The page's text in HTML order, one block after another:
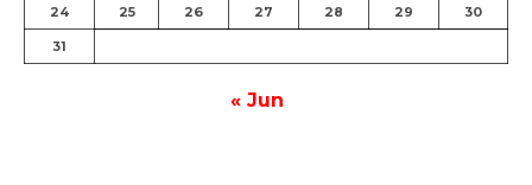
24 25 26 27 28 29 30
31
« Jun